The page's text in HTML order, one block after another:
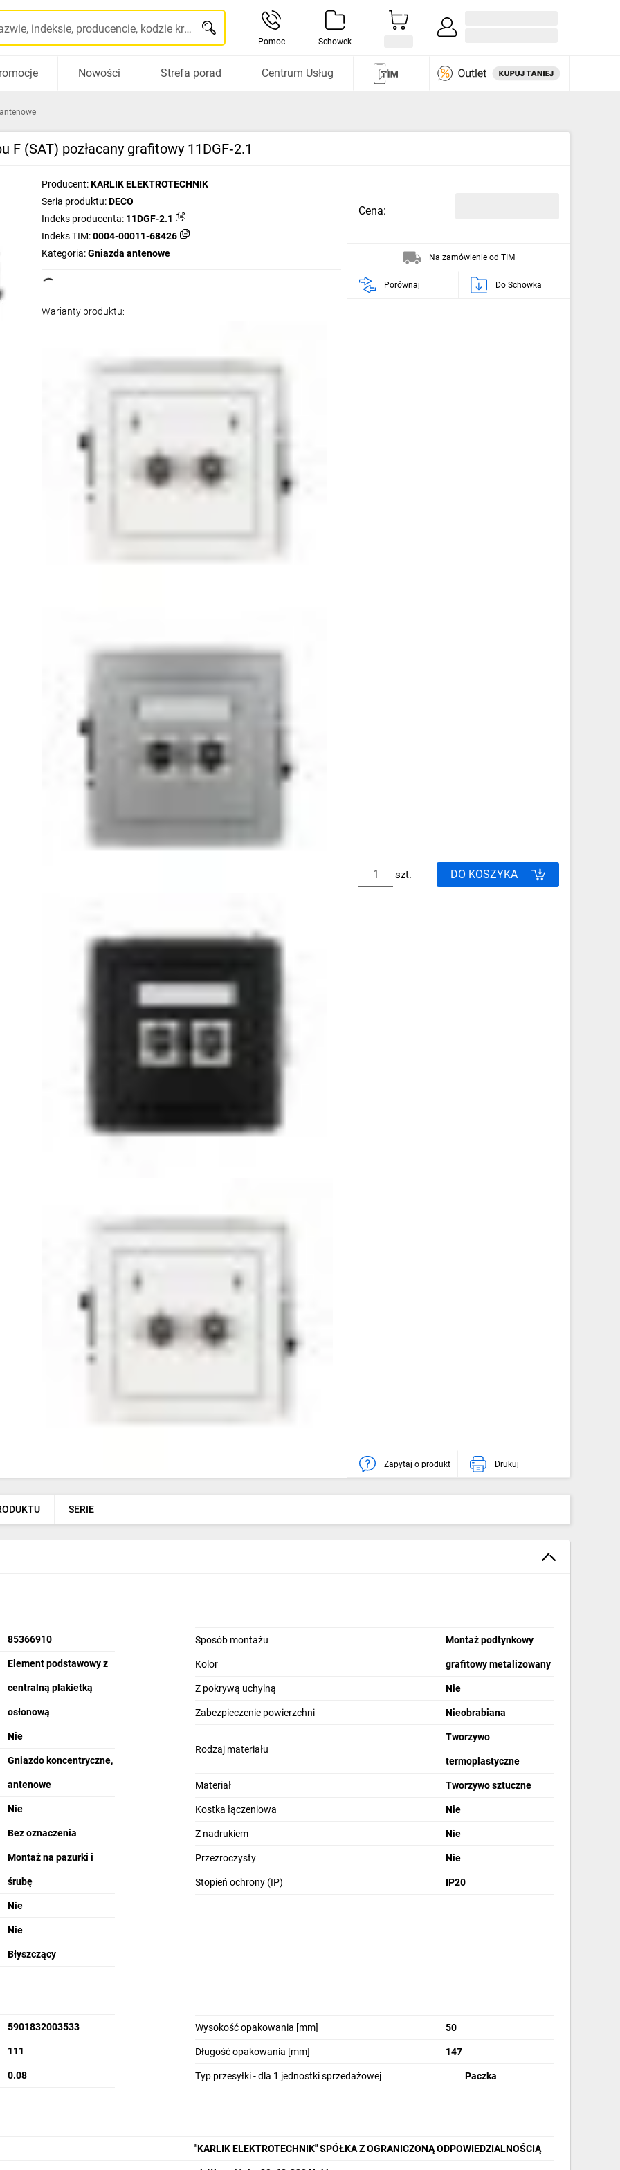
Szukaj po nazwie, indeksie, producencie, kodzie kreskowym...
Pomoc Schowek
Nowości Strefa porad Centrum Usług
(SAT) pozłacany grafitowy 11DGF‑2.1
Producent:KARLIK ELEKTROTECHNIK
Seria produktu:DECO
Indeks producenta: 11DGF-2.1
Indeks TIM:0004-00011-68426
Kategoria:Gniazda antenowe
Warianty produktu:
Cena:
Na zamówienie od TIM
Porównaj Do Schowka
szt. DO KOSZYKA
Zapytaj o produkt Drukuj
SERIE
85366910
Element podstawowy z
centralną plakietką
osłonową
Nie
Gniazdo koncentryczne,
antenowe
Nie
Bez oznaczenia
Montaż na pazurki i
śrubę
Nie
Nie
Błyszczący
Sposób montażu Montaż podtynkowy
Kolor grafitowy metalizowany
Z pokrywą uchylną Nie
Zabezpieczenie powierzchni Nieobrabiana
Rodzaj materiału
Tworzywo
termoplastyczne
Materiał Tworzywo sztuczne
Kostka łączeniowa Nie
Z nadrukiem Nie
Przezroczysty Nie
Stopień ochrony (IP) IP20
5901832003533
111
0.08
Wysokość opakowania [mm] 50
Długość opakowania [mm] 147
Typ przesyłki - dla 1 jednostki sprzedażowej Paczka
"KARLIK ELEKTROTECHNIK" SPÓŁKA Z OGRANICZONĄ ODPOWIEDZIALNOŚCIĄ